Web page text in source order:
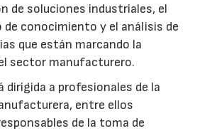
de soluciones industriales, el
de conocimiento y el análisis de
que están marcando la
sector manufacturero.
dirigida a profesionales de la
entre ellos
de la toma de